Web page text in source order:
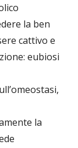
la ben
cattivo e
eubiosi
la